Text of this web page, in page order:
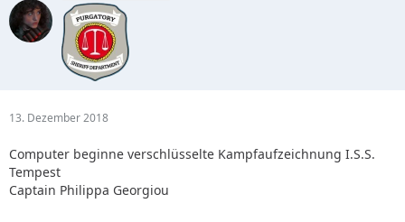
13. Dezember 2018
Computer beginne verschlüsselte Kampfaufzeichnung I.S.S.
Tempest
Captain Philippa Georgiou